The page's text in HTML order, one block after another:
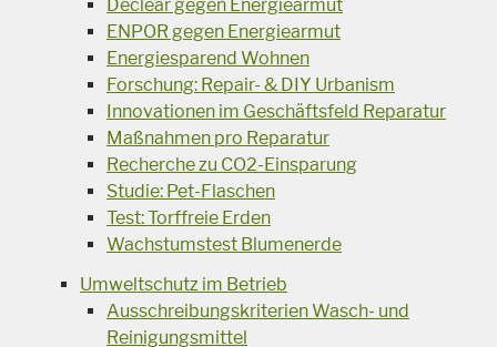
Declear gegen Energiearmut
ENPOR gegen Energiearmut
Energiesparend Wohnen
Forschung: Repair- & DIY Urbanism
Innovationen im Geschäftsfeld Reparatur
Maßnahmen pro Reparatur
Recherche zu CO2-Einsparung
Studie: Pet-Flaschen
Test: Torffreie Erden
Wachstumstest Blumenerde
Umweltschutz im Betrieb
Ausschreibungskriterien Wasch- und
Reinigungsmittel